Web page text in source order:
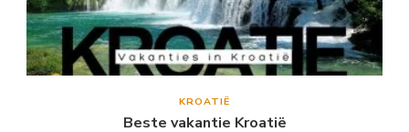
KROATIË
Beste vakantie Kroatië